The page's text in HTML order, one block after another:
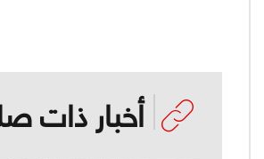
أخبار ذات